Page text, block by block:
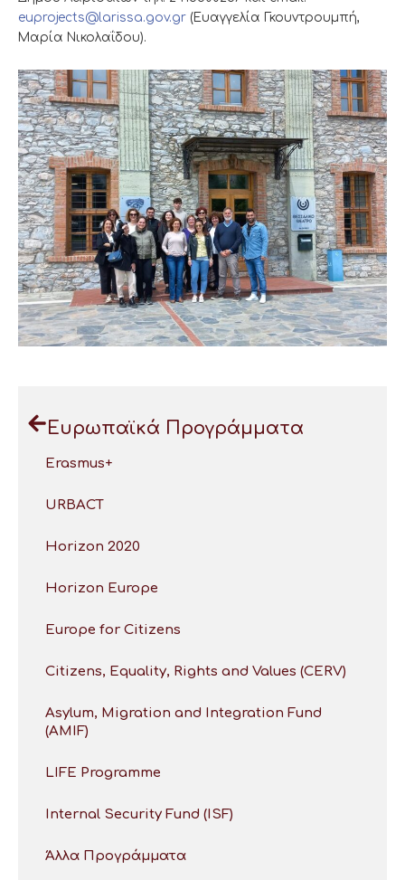
euprojects@larissa.gov.gr (Ευαγγελία Γκουντρουμπή,
Μαρία Νικολαΐδου).
Ευρωπαϊκά Προγράμματα
Erasmus+
URBACT
Horizon 2020
Horizon Europe
Europe for Citizens
Citizens, Equality, Rights and Values (CERV)
Asylum, Migration and Integration Fund
(AMIF)
LIFE Programme
Internal Security Fund (ISF)
Άλλα Προγράμματα